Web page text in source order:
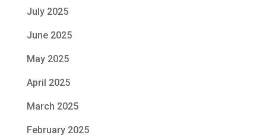
July 2025
June 2025
May 2025
April 2025
March 2025
February 2025